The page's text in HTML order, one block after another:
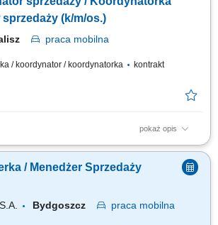
i wdrażanie nowych Konsultantów w Twoim
produktowej i umiejętności sprzedażowych
(k/m/os.)
praca mobilna
/ koordynator / koordynatorka
kontrakt
pokaż opis
sprzedażowych i dbanie o retencję klientów w
i operacyjne zespołu w osiąganiu
wewnętrznych ze standardów, ofert i
/ Menedżer Sprzedaży
Bydgoszcz praca mobilna